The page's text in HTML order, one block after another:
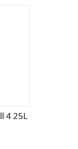
4 25L